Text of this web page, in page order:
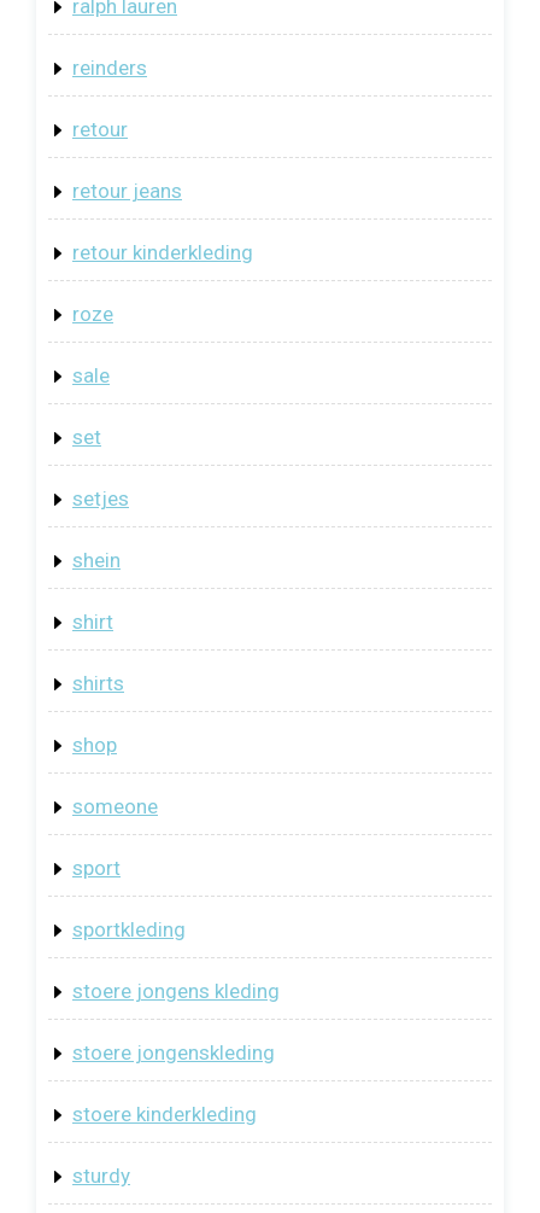
ralph lauren
reinders
retour
retour jeans
retour kinderkleding
roze
sale
set
setjes
shein
shirt
shirts
shop
someone
sport
sportkleding
stoere jongens kleding
stoere jongenskleding
stoere kinderkleding
sturdy